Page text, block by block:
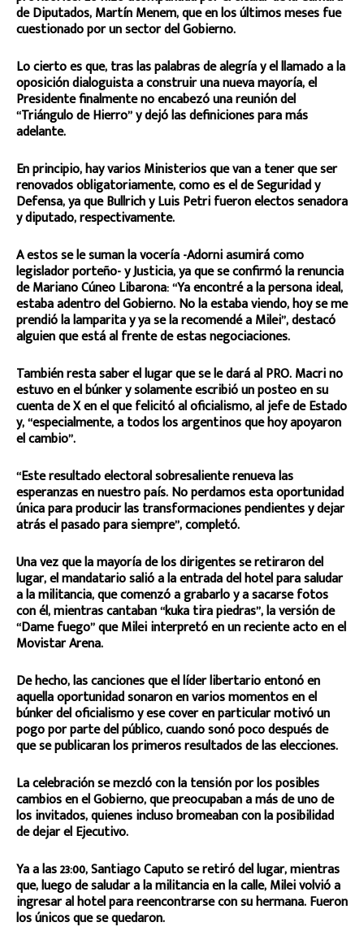
de Diputados, Martín Menem, que en los últimos meses fue
cuestionado por un sector del Gobierno.
Lo cierto es que, tras las palabras de alegría y el llamado a la
oposición dialoguista a construir una nueva mayoría, el
Presidente finalmente no encabezó una reunión del
“Triángulo de Hierro” y dejó las definiciones para más
adelante.
En principio, hay varios Ministerios que van a tener que ser
renovados obligatoriamente, como es el de Seguridad y
Defensa, ya que Bullrich y Luis Petri fueron electos senadora
y diputado, respectivamente.
A estos se le suman la vocería -Adorni asumirá como
legislador porteño- y Justicia, ya que se confirmó la renuncia
de Mariano Cúneo Libarona: “Ya encontré a la persona ideal,
estaba adentro del Gobierno. No la estaba viendo, hoy se me
prendió la lamparita y ya se la recomendé a Milei”, destacó
alguien que está al frente de estas negociaciones.
También resta saber el lugar que se le dará al PRO. Macri no
estuvo en el búnker y solamente escribió un posteo en su
cuenta de X en el que felicitó al oficialismo, al jefe de Estado
y, “especialmente, a todos los argentinos que hoy apoyaron
el cambio”.
“Este resultado electoral sobresaliente renueva las
esperanzas en nuestro país. No perdamos esta oportunidad
única para producir las transformaciones pendientes y dejar
atrás el pasado para siempre”, completó.
Una vez que la mayoría de los dirigentes se retiraron del
lugar, el mandatario salió a la entrada del hotel para saludar
a la militancia, que comenzó a grabarlo y a sacarse fotos
con él, mientras cantaban “kuka tira piedras”, la versión de
“Dame fuego” que Milei interpretó en un reciente acto en el
Movistar Arena.
De hecho, las canciones que el líder libertario entonó en
aquella oportunidad sonaron en varios momentos en el
búnker del oficialismo y ese cover en particular motivó un
pogo por parte del público, cuando sonó poco después de
que se publicaran los primeros resultados de las elecciones.
La celebración se mezcló con la tensión por los posibles
cambios en el Gobierno, que preocupaban a más de uno de
los invitados, quienes incluso bromeaban con la posibilidad
de dejar el Ejecutivo.
Ya a las 23:00, Santiago Caputo se retiró del lugar, mientras
que, luego de saludar a la militancia en la calle, Milei volvió a
ingresar al hotel para reencontrarse con su hermana. Fueron
los únicos que se quedaron.